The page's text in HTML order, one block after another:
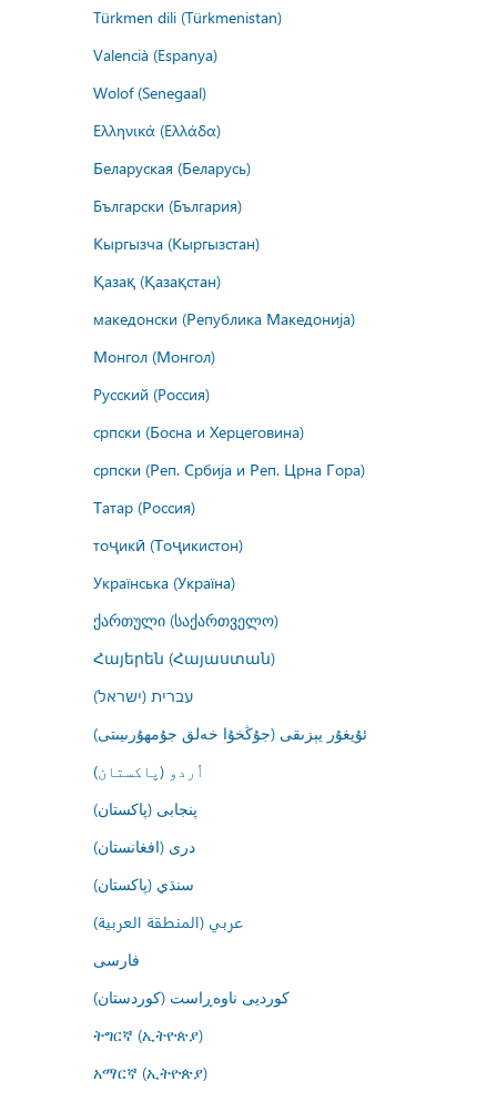
Türkmen dili (Türkmenistan)
Valencià (Espanya)
Wolof (Senegaal)
Ελληνικά (Ελλάδα)
Беларуская (Беларусь)
Български (България)
Кыргызча (Кыргызстан)
Қазақ (Қазақстан)
македонски (Република Македонија)
Монгол (Монгол)
Русский (Россия)
српски (Босна и Херцеговина)
српски (Реп. Србија и Реп. Црна Гора)
Татар (Россия)
тоҷикӣ (Тоҷикистон)
Українська (Україна)
ქართული (საქართველო)
Հայերեն (Հայաստան)
עברית (ישראל)
ئۇيغۇر يېزىقى (جۇڭخۇا خەلق جۇمھۇرىيىتى)
اُردو (پاکستان)
پنجابی (پاکستان)
درى (افغانستان)
سنڌي (پاکستان)
عربي (المنطقة العربية)
فارسى
کوردیی ناوەڕاست (کوردستان)
ትግርኛ (ኢትዮጵያ)
አማርኛ (ኢትዮጵያ)